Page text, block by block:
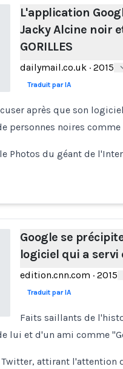
L'application
Jacky Alcine noir
GORILLES
dailymail.co.uk· 2015
Traduit par IA
après que son
personnes noires
Photos du géant de
Google se
logiciel qui a
edition.cnn.com · 2015
Traduit par IA
Faits saillants de
lui et d'un ami comme
attirant l'attention